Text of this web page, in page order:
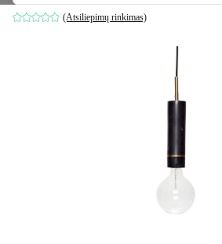
(Atsiliepimų rinkimas)